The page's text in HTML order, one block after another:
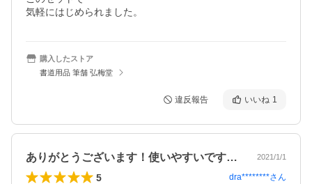
気軽にはじめられました。
購入したストア
書道用品 筆舗 弘梅堂
違反報告 いいね 1
ありがとうございます！使いやすいです！… 2021/1/1
5 dra********さん